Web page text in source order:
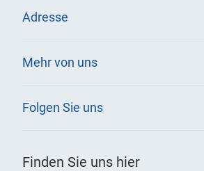
Adresse
Mehr von uns
Folgen Sie uns
Finden Sie uns hier